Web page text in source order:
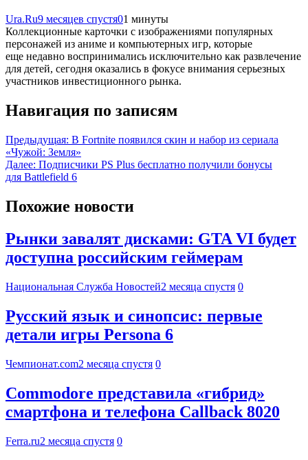
Ura.Ru9 месяцев спустя01 минуты
Коллекционные карточки с изображениями популярных
персонажей из аниме и компьютерных игр, которые
еще недавно воспринимались исключительно как развлечение
для детей, сегодня оказались в фокусе внимания серьезных
участников инвестиционного рынка.
Навигация по записям
Предыдущая: В Fortnite появился скин и набор из сериала
«Чужой: Земля»
Далее: Подписчики PS Plus бесплатно получили бонусы
для Battlefield 6
Похожие новости
Рынки завалят дисками: GTA VI будет
доступна российским геймерам
Национальная Служба Новостей2 месяца спустя 0
Русский язык и синопсис: первые
детали игры Persona 6
Чемпионат.com2 месяца спустя 0
Commodore представила «гибрид»
смартфона и телефона Callback 8020
Ferra.ru2 месяца спустя 0